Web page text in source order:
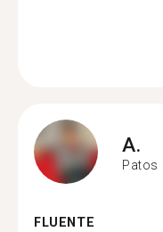
A.
Patos
FLUENTE